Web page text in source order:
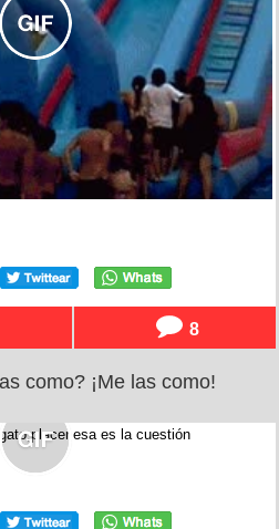
8
como? ¡Me las como!